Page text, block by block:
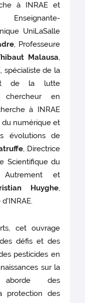
à INRAE et
Enseignante-
UniLaSalle
, Professeure
Malausa,
spécialiste de la
de la lutte
en
à INRAE
du numérique et
évolutions de
, Directrice
Scientifique du
et
Huyghe,
cet ouvrage
défis et des
pesticides en
sur la
aborde des
protection des